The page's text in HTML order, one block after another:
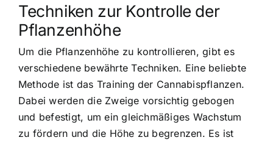
Techniken zur Kontrolle der
Pflanzenhöhe
Um die Pflanzenhöhe zu kontrollieren, gibt es
verschiedene bewährte Techniken. Eine beliebte
Methode ist das Training der Cannabispflanzen.
Dabei werden die Zweige vorsichtig gebogen
und befestigt, um ein gleichmäßiges Wachstum
zu fördern und die Höhe zu begrenzen. Es ist